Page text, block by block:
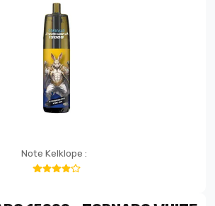
Note Kelklope :